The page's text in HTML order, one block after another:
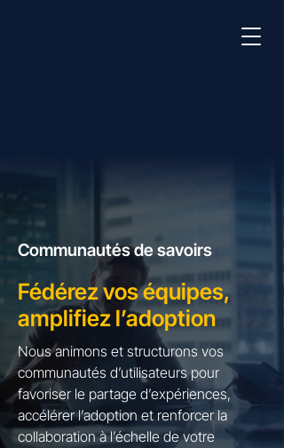
Communautés de savoirs
Fédérez vos équipes,
amplifiez l’adoption
Nous animons et structurons vos
communautés d’utilisateurs pour
favoriser le partage d’expériences,
accélérer l’adoption et renforcer la
collaboration à l’échelle de votre